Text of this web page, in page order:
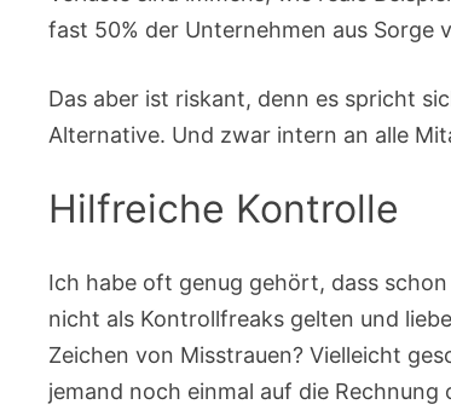
fast 50% der Unternehmen aus Sorge
Das aber ist riskant, denn es spricht
Alternative. Und zwar intern an alle
Hilfreiche Kontrolle
Ich habe oft genug gehört, dass
nicht als Kontrollfreaks gelten und
Zeichen von Misstrauen? Vielleicht
jemand noch einmal auf die